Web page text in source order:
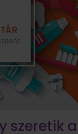
szeretik